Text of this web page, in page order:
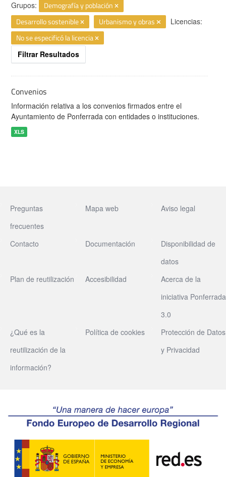
Grupos:
Demografía y población
Desarrollo sostenible
Urbanismo y obras Licencias:
No se especificó la licencia
Filtrar Resultados
Convenios
Información relativa a los convenios firmados entre el
Ayuntamiento de Ponferrada con entidades o instituciones.
XLS
Preguntas
frecuentes
Mapa web Aviso legal
Contacto Documentación
Disponibilidad de
datos
Plan de reutilización
Accesibilidad
Acerca de la
iniciativa Ponferrada
3.0
¿Qué es la
reutilización de la
información?
Política de cookies
Protección de Datos
y Privacidad